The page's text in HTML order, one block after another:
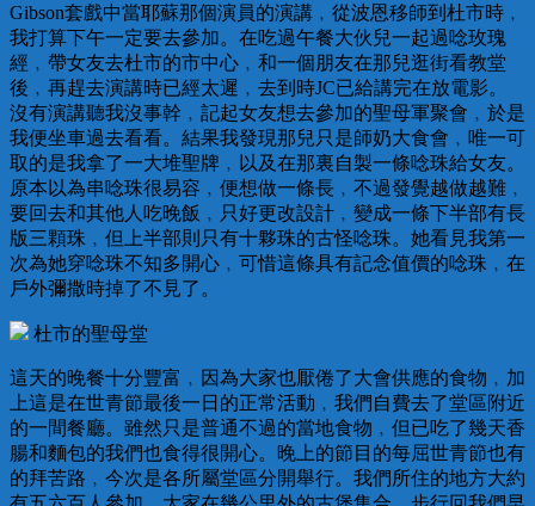
Gibson套戲中當耶蘇那個演員的演講﹐從波恩移師到杜市時﹐
我打算下午一定要去參加。在吃過午餐大伙兒一起過唸玫瑰
經﹐帶女友去杜市的市中心﹐和一個朋友在那兒逛街看教堂
後﹐再趕去演講時已經太遲﹐去到時JC已給講完在放電影。
沒有演講聽我沒事幹﹐記起女友想去參加的聖母軍聚會﹐於是
我便坐車過去看看。結果我發現那兒只是師奶大食會﹐唯一可
取的是我拿了一大堆聖牌﹐以及在那裏自製一條唸珠給女友。
原本以為串唸珠很易容﹐便想做一條長﹐不過發覺越做越難﹐
要回去和其他人吃晚飯﹐只好更改設計﹐變成一條下半部有長
版三顆珠﹐但上半部則只有十夥珠的古怪唸珠。她看見我第一
次為她穿唸珠不知多開心﹐可惜這條具有記念值價的唸珠﹐在
戶外彌撒時掉了不見了。
杜市的聖母堂
這天的晚餐十分豐富﹐因為大家也厭倦了大會供應的食物﹐加
上這是在世青節最後一日的正常活動﹐我們自費去了堂區附近
的一間餐廳。雖然只是普通不過的當地食物﹐但已吃了幾天香
腸和麵包的我們也食得很開心。晚上的節目的每屈世青節也有
的拜苦路﹐今次是各所屬堂區分開舉行。我們所住的地方大約